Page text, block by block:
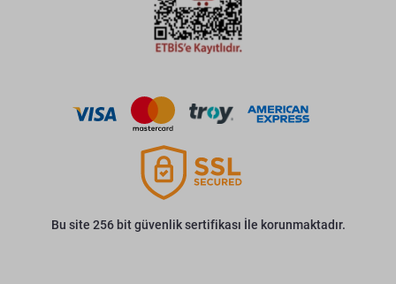
Bu site 256 bit güvenlik sertifikası İle korunmaktadır.